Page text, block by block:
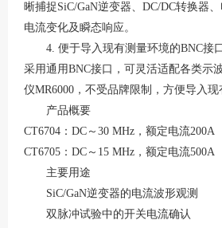
晰捕捉SiC/GaN逆变器、DC/DC转换器
电流变化及瞬态响应。
4. 便于导入现有测量环境的BNC接口
采用通用BNC接口，可灵活适配各类示
仪MR6000，不受品牌限制，方便导入现
产品概要
CT6704：DC～30 MHz，额定电流200A
CT6705：DC～15 MHz，额定电流500A
主要用途
SiC/GaN逆变器的电流波形观测
双脉冲试验中的开关电流确认